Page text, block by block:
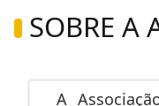
SOBRE A
A